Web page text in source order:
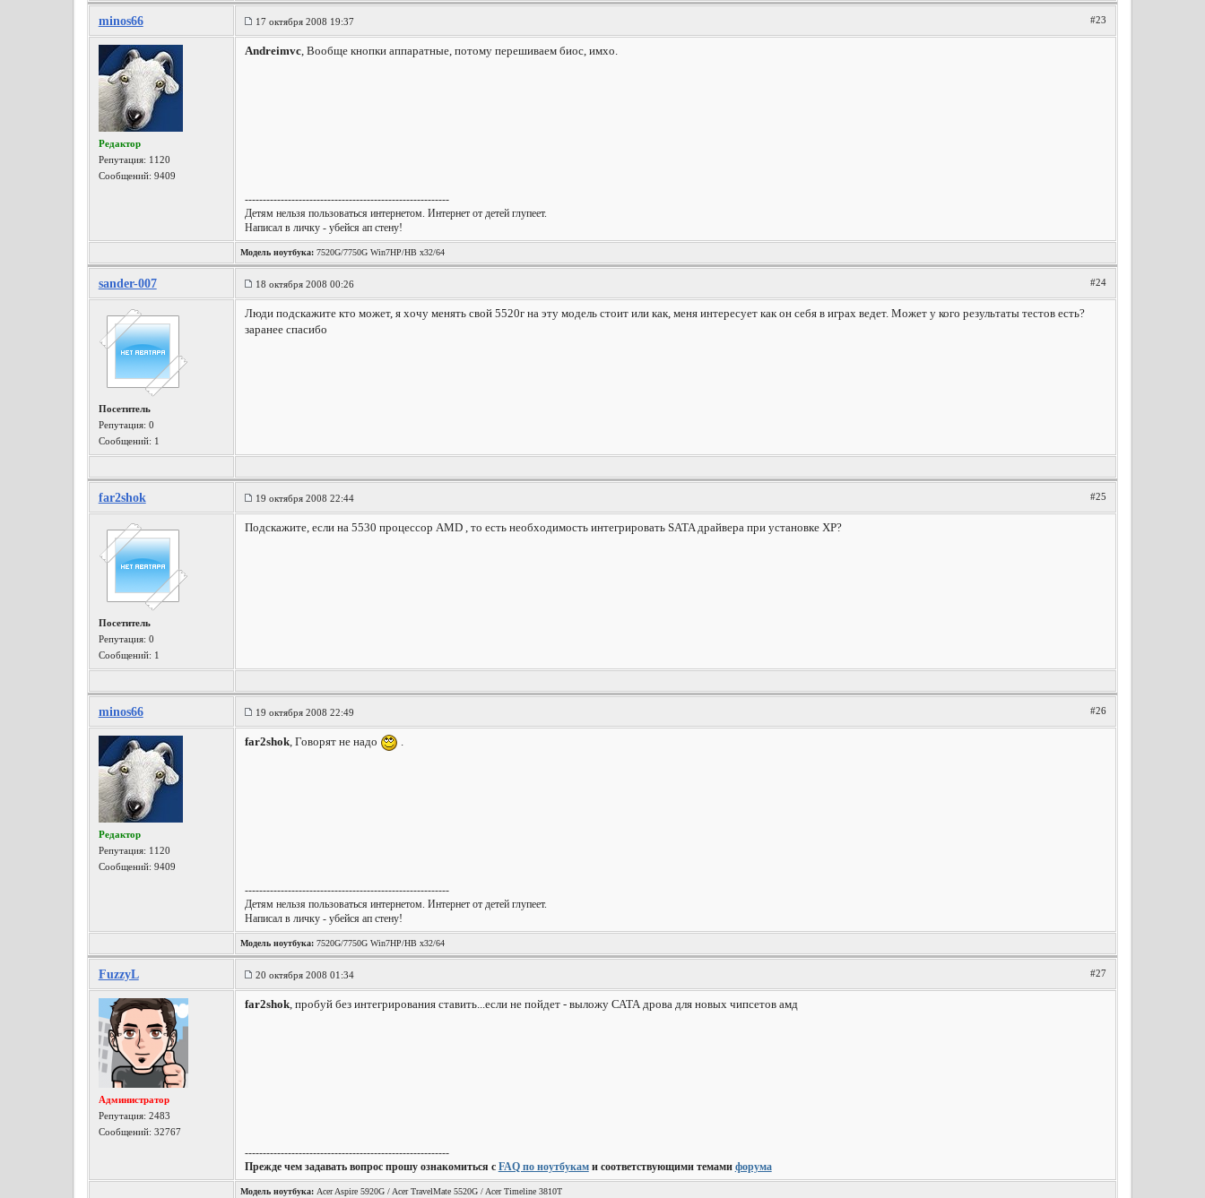
minos66 17 октября 2008 19:37 #23
Редактор
Репутация: 1120
Сообщений: 9409
Andreimvc, Вообще кнопки аппаратные, потому перешиваем биос, имхо.
---------------------------------------------------------
Детям нельзя пользоваться интернетом. Интернет от детей глупеет.
Написал в личку - убейся ап стену!
Модель ноутбука:7520G/7750G Win7HP/HB x32/64
sander-007 18 октября 2008 00:26 #24
Посетитель
Репутация: 0
Сообщений: 1
Люди подскажите кто может, я хочу менять свой 5520г на эту модель стоит или как, меня интересует как он себя в играх ведет. Может у кого результаты тестов есть?
заранее спасибо
far2shok 19 октября 2008 22:44 #25
Посетитель
Репутация: 0
Сообщений: 1
Подскажите, если на 5530 процессор АМD , то есть необходимость интегрировать SATA драйвера при установке ХР?
minos66 19 октября 2008 22:49 #26
Редактор
Репутация: 1120
Сообщений: 9409
far2shok, Говорят не надо .
---------------------------------------------------------
Детям нельзя пользоваться интернетом. Интернет от детей глупеет.
Написал в личку - убейся ап стену!
Модель ноутбука:7520G/7750G Win7HP/HB x32/64
FuzzyL 20 октября 2008 01:34 #27
Администратор
Репутация: 2483
Сообщений: 32767
far2shok, пробуй без интегрирования ставить...если не пойдет - выложу САТА дрова для новых чипсетов амд
---------------------------------------------------------
Прежде чем задавать вопрос прошу ознакомиться с FAQ по ноутбуками соответствующими темами форума
Модель ноутбука:Acer Aspire 5920G / Acer TravelMate 5520G / Acer Timeline 3810T